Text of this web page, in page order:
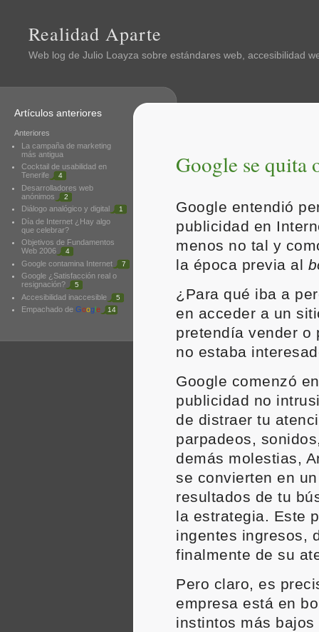
Realidad Aparte
Web log de Julio Loayza sobre estándares web, accesibilidad
Google se quita
Google entendió
publicidad en
menos no tal y
la época previa al
¿Para qué iba a
en acceder a un
pretendía vender o
no estaba
Google comenzó
publicidad no
de distraer tu
parpadeos,
demás molestias,
se convierten en
resultados de tu
la estrategia. Este
ingentes ingresos,
finalmente de su
Pero claro, es
empresa está en
instintos más
Artículos anteriores
Anteriores
La campaña de marketing
más antigua
Cocktail de usabilidad en
Tenerife
4
Desarrolladores web
anónimos
2
Diálogo analógico y digital 1
Día de Internet ¿Hay algo
que celebrar?
Objetivos de Fundamentos
Web 2006
4
Google contamina Internet 7
Google ¿Satisfacción real o
resignación?
5
Accesibilidad inaccesible 5
Empachado de Google 14